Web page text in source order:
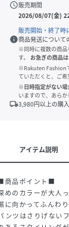
schedule販売期間
2026/08/07(金)
販売開始・終了時
info商品発送について
※同時に複数の商品
す。
お急ぎの商品
※Rakuten Fashion
ていただくと、ご
※日時指定がない場
いますので、あらか
local_shipping3,980円以上の購
アイテム説明
商品ポイント■
めのカラーが大人
に向かってふんわ
ンツはさりげない